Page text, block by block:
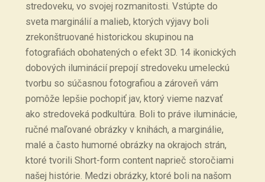
stredoveku, vo svojej rozmanitosti. Vstúpte do
sveta marginálií a malieb, ktorých výjavy boli
zrekonštruované historickou skupinou na
fotografiách obohatených o efekt 3D. 14 ikonických
dobových iluminácií prepojí stredoveku umeleckú
tvorbu so súčasnou fotografiou a zároveň vám
pomôže lepšie pochopiť jav, ktorý vieme nazvať
ako stredoveká podkultúra. Boli to práve iluminácie,
ručné maľované obrázky v knihách, a marginálie,
malé a často humorné obrázky na okrajoch strán,
ktoré tvorili Short-form content naprieč storočiami
našej histórie. Medzi obrázky, ktoré boli na našom